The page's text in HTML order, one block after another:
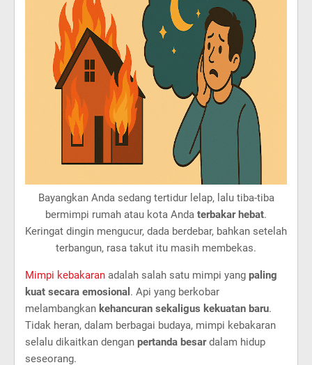
Bayangkan Anda sedang tertidur lelap, lalu tiba-tiba
bermimpi rumah atau kota Anda terbakar hebat.
Keringat dingin mengucur, dada berdebar, bahkan setelah
terbangun, rasa takut itu masih membekas.
Mimpi kebakaran adalah salah satu mimpi yang paling
kuat secara emosional . Api yang berkobar
melambangkan kehancuran sekaligus kekuatan baru.
Tidak heran, dalam berbagai budaya, mimpi kebakaran
selalu dikaitkan dengan pertanda besardalam hidup
seseorang.